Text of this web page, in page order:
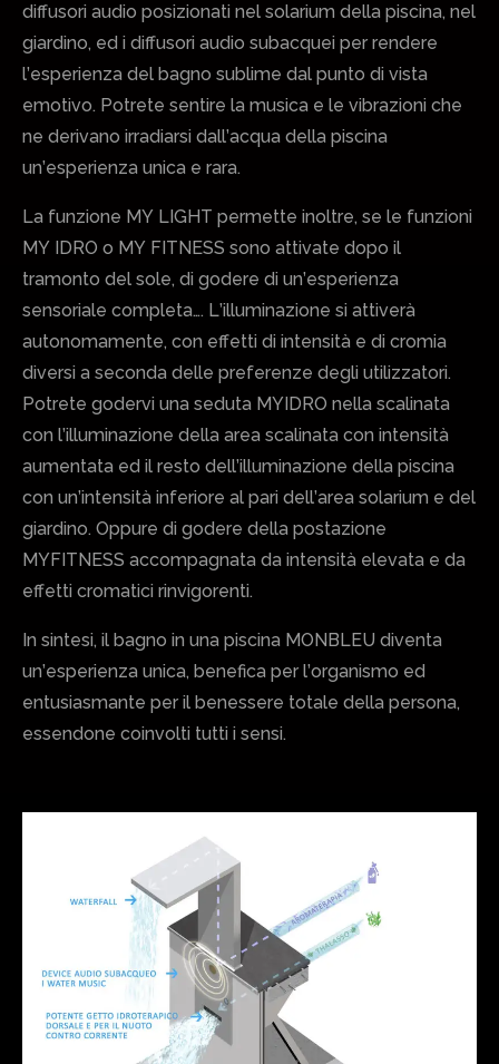
diffusori audio posizionati nel solarium della piscina, nel
giardino, ed i diffusori audio subacquei per rendere
l’esperienza del bagno sublime dal punto di vista
emotivo. Potrete sentire la musica e le vibrazioni che
ne derivano irradiarsi dall’acqua della piscina
un’esperienza unica e rara.
La funzione MY LIGHT permette inoltre, se le funzioni
MY IDRO o MY FITNESS sono attivate dopo il
tramonto del sole, di godere di un’esperienza
sensoriale completa…. L’illuminazione si attiverà
autonomamente, con effetti di intensità e di cromia
diversi a seconda delle preferenze degli utilizzatori.
Potrete godervi una seduta MYIDRO nella scalinata
con l’illuminazione della area scalinata con intensità
aumentata ed il resto dell’illuminazione della piscina
con un’intensità inferiore al pari dell’area solarium e del
giardino. Oppure di godere della postazione
MYFITNESS accompagnata da intensità elevata e da
effetti cromatici rinvigorenti.
In sintesi, il bagno in una piscina MONBLEU diventa
un’esperienza unica, benefica per l’organismo ed
entusiasmante per il benessere totale della persona,
essendone coinvolti tutti i sensi.